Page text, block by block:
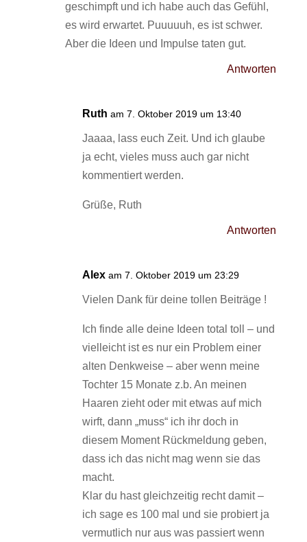
geschimpft und ich habe auch das Gefühl,
es wird erwartet. Puuuuuh, es ist schwer.
Aber die Ideen und Impulse taten gut.
Antworten
Ruth am 7. Oktober 2019 um 13:40
Jaaaa, lass euch Zeit. Und ich glaube
ja echt, vieles muss auch gar nicht
kommentiert werden.
Grüße, Ruth
Antworten
Alex am 7. Oktober 2019 um 23:29
Vielen Dank für deine tollen Beiträge !
Ich finde alle deine Ideen total toll – und
vielleicht ist es nur ein Problem einer
alten Denkweise – aber wenn meine
Tochter 15 Monate z.b. An meinen
Haaren zieht oder mit etwas auf mich
wirft, dann „muss“ ich ihr doch in
diesem Moment Rückmeldung geben,
dass ich das nicht mag wenn sie das
macht.
Klar du hast gleichzeitig recht damit –
ich sage es 100 mal und sie probiert ja
vermutlich nur aus was passiert wenn